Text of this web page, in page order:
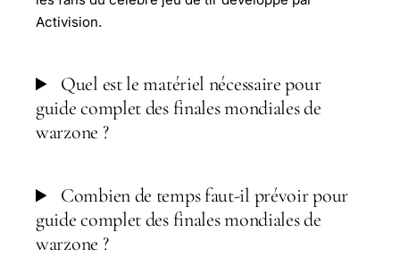
Activision.
Quel est le matériel nécessaire pour
guide complet des finales mondiales de
warzone ?
Combien de temps faut-il prévoir pour
guide complet des finales mondiales de
warzone ?